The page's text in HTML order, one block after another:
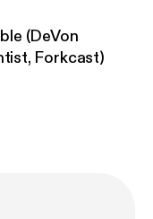
(DeVon
Forkcast)